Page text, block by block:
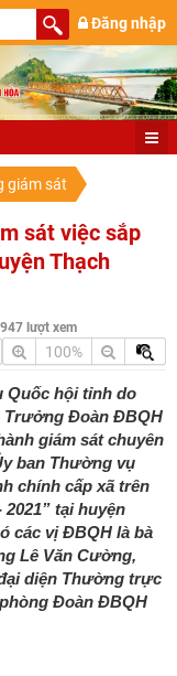
Đăng nhập
giám sát
sát việc sắp
Thạch
947 lượt xem
100%
Quốc hội tỉnh do
Trưởng Đoàn ĐBQH
giám sát chuyên
ban Thường vụ
chính cấp xã trên
tại huyện
các vị ĐBQH là bà
Lê Văn Cường,
diện Thường trực
Đoàn ĐBQH